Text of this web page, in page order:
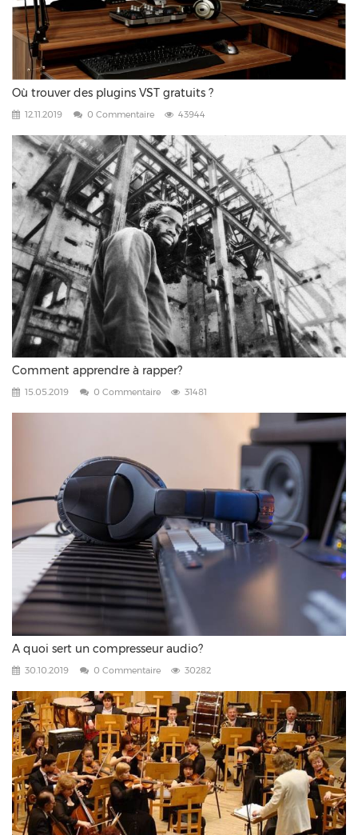
Où trouver des plugins VST gratuits ?
12.11.2019 0 Commentaire 43944
Comment apprendre à rapper?
15.05.2019 0 Commentaire 31481
A quoi sert un compresseur audio?
30.10.2019 0 Commentaire 30282